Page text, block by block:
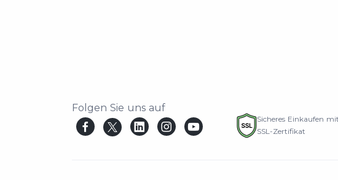
Folgen Sie uns auf
Sicheres Einkaufen mit
SSL-Zertifikat